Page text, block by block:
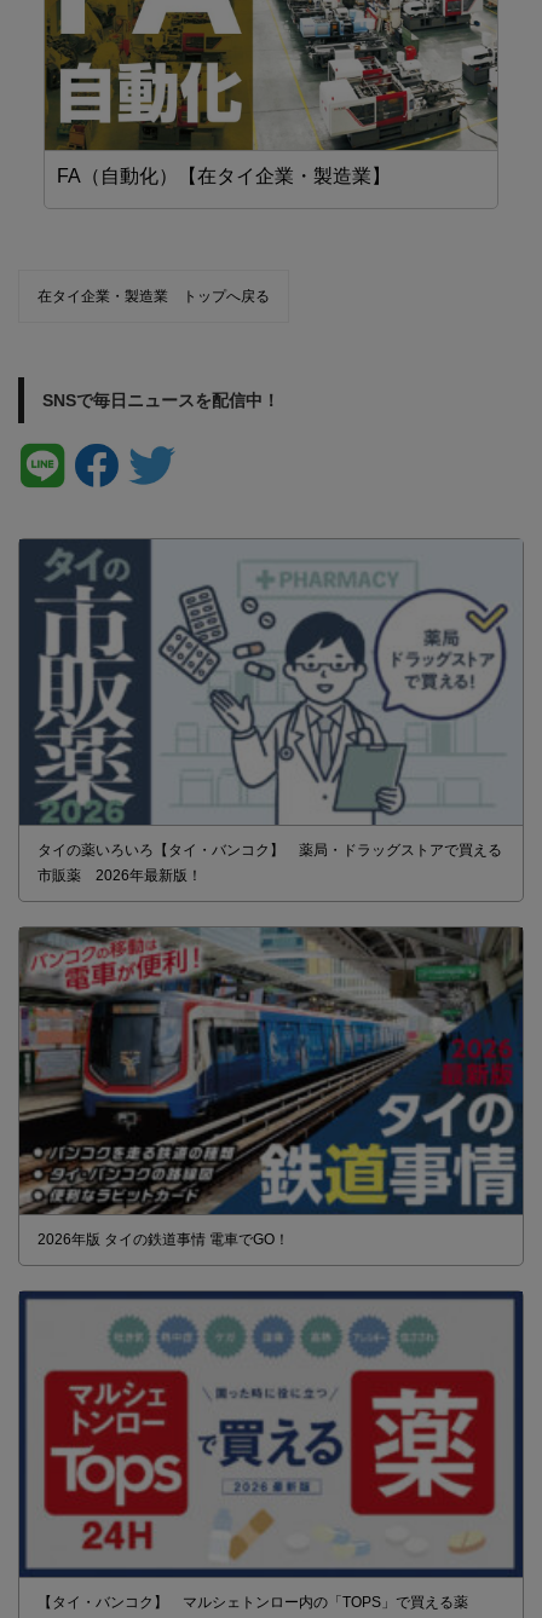
FA（自動化）【在タイ企業・製造業】
在タイ企業・製造業 トップへ戻る
SNSで毎日ニュースを配信中！
タイの薬いろいろ【タイ・バンコク】 薬局・ドラッグストアで買える
市販薬 2026年最新版！
2026年版 タイの鉄道事情 電車でGO！
【タイ・バンコク】 マルシェトンロー内の「TOPS」で買える薬